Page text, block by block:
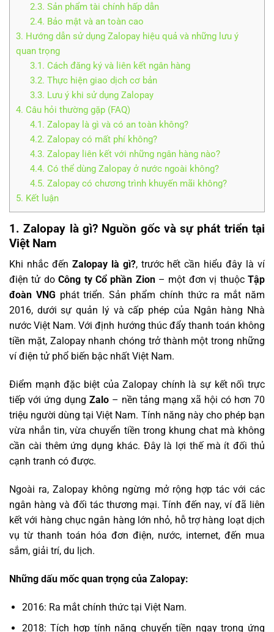
2.3. Sản phẩm tài chính hấp dẫn
2.4. Bảo mật và an toàn cao
3. Hướng dẫn sử dụng Zalopay hiệu quả và những lưu ý
quan trọng
3.1. Cách đăng ký và liên kết ngân hàng
3.2. Thực hiện giao dịch cơ bản
3.3. Lưu ý khi sử dụng Zalopay
4. Câu hỏi thường gặp (FAQ)
4.1. Zalopay là gì và có an toàn không?
4.2. Zalopay có mất phí không?
4.3. Zalopay liên kết với những ngân hàng nào?
4.4. Có thể dùng Zalopay ở nước ngoài không?
4.5. Zalopay có chương trình khuyến mãi không?
5. Kết luận
1. Zalopay là gì? Nguồn gốc và sự phát triển tại
Việt Nam
Khi nhắc đến Zalopay là gì?, trước hết cần hiểu đây là ví
điện tử doCông ty Cổ phần Zion– một đơn vị thuộcTập
đoàn VNG phát triển. Sản phẩm chính thức ra mắt năm
2016, dưới sự quản lý và cấp phép của Ngân hàng Nhà
nước Việt Nam. Với định hướng thúc đẩy thanh toán không
tiền mặt, Zalopay nhanh chóng trở thành một trong những
ví điện tử phổ biến bậc nhất Việt Nam.
Điểm mạnh đặc biệt của Zalopay chính là sự kết nối trực
tiếp với ứng dụng Zalo– nền tảng mạng xã hội có hơn 70
triệu người dùng tại Việt Nam. Tính năng này cho phép bạn
vừa nhắn tin, vừa chuyển tiền trong khung chat mà không
cần cài thêm ứng dụng khác. Đây là lợi thế mà ít đối thủ
cạnh tranh có được.
Ngoài ra, Zalopay không ngừng mở rộng hợp tác với các
ngân hàng và đối tác thương mại. Tính đến nay, ví đã liên
kết với hàng chục ngân hàng lớn nhỏ, hỗ trợ hàng loạt dịch
vụ từ thanh toán hóa đơn điện, nước, internet, đến mua
sắm, giải trí, du lịch.
Những dấu mốc quan trọng của Zalopay:
2016: Ra mắt chính thức tại Việt Nam.
2018: Tích hợp tính năng chuyển tiền ngay trong ứng